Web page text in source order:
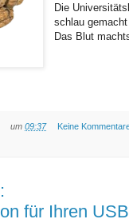
Die
schlau
Das Blut
um 09:37 Keine
für Ihren